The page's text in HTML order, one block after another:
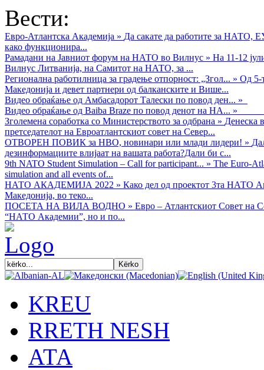
Вести:
Евро-Атлантска Академија » Да сакате да работите за НАТО,
како функционира...
Рамадани на Јавниот форум на НАТО во Вилнус » На 11-12
Вилнус Литванија, на Самитот на НАТО, за ...
Регионална работилница за градење отпорност: „Згол... » Од 5-
Македонија и девет партнери од балканските и Више...
Видео обраќањe од Амбасадорот Талески по повод ден... »
Видео обраќање од Baiba Braze по повод денот на НА... »
Зголемена соработка со Министерството за одбрана » Денеска
претседателот на Евроатлантскиот совет на Север...
ОТВОРЕН ПОВИК за НВО, новинари или млади лидери! »
дезинформациите влијаат на вашата работа?Дали би с...
9th NATO Student Simulation – Call for participant... » The Euro-
simulation and all events of...
НАТО АКАДЕМИЈА 2022 » Како дел од проектот 3та НАТО
Македонија, во теко...
ПОСЕТА НА ВИЛА ВОДНО » Евро – Атлантскиот Совет на
“НАТО Академии”, но и по...
KREU
RRETH NESH
АТА